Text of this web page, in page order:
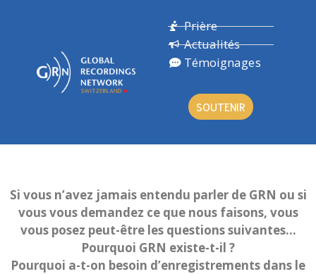
Prière
Actualités
Témoignages
SOUTENIR
Si vous n’avez jamais entendu parler de GRN ou si
vous vous demandez ce que nous faisons, vous
vous posez peut-être les questions suivantes…
Pourquoi GRN existe-t-il ?
Pourquoi a-t-on besoin d’enregistrements dans le